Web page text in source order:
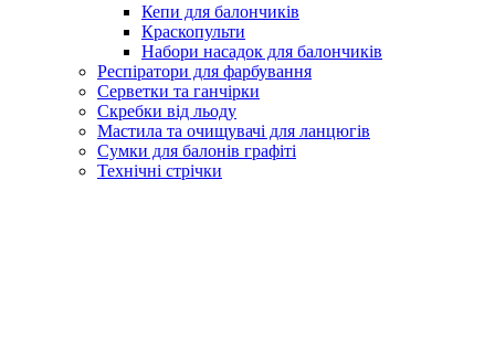
Кепи для балончиків
Краскопульти
Набори насадок для балончиків
Респіратори для фарбування
Серветки та ганчірки
Скребки від льоду
Мастила та очищувачі для ланцюгів
Сумки для балонів графіті
Технічні стрічки